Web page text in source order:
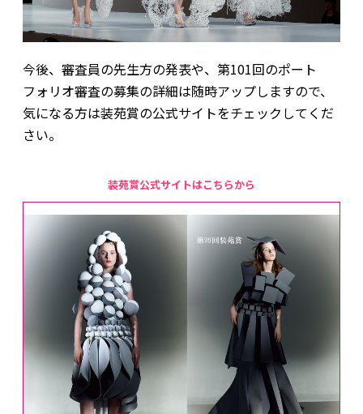
今後、審査員の先生方の発表や、第101回のポート
フォリオ審査の募集の詳細は随時アップしますので、
気になる方は装苑賞の公式サイトをチェックしてくだ
さい。
装苑賞公式サイトはこちらから